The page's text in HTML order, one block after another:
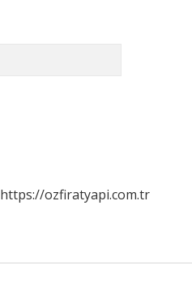
https://ozfiratyapi.com.tr